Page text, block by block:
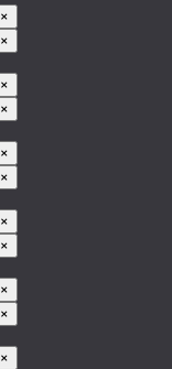
×
×
×
×
×
×
×
×
×
×
×